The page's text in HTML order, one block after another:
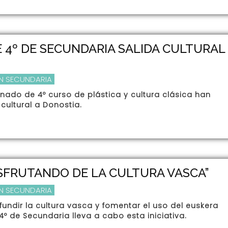
DE SECUNDARIA SALIDA CULTURAL
SECUNDARIA
de 4º curso de plástica y cultura clásica han
a Donostia.
DE LA CULTURA VASCA”
SECUNDARIA
la cultura vasca y fomentar el uso del euskera
de Secundaria lleva a cabo esta iniciativa.